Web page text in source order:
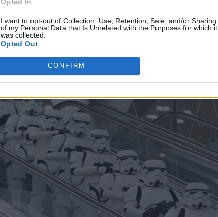
I want to opt-out of Collection, Use, Retention, Sale, and/or Sharing
of my Personal Data that Is Unrelated with the Purposes for which it
was collected.
Opted Out
CONFIRM